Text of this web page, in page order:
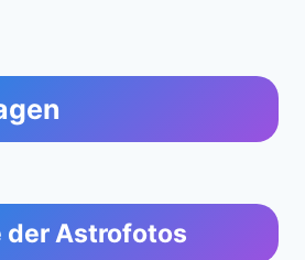
der Astrofotos